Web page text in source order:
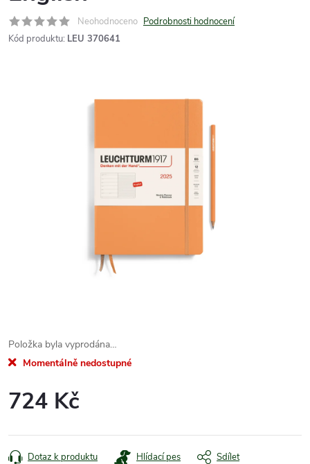
Neohodnoceno Podrobnosti hodnocení
Kód produktu: LEU 370641
Položka byla vyprodána…
Momentálně nedostupné
724 Kč
cena:
Dotaz k produktu Hlídací pes Sdílet